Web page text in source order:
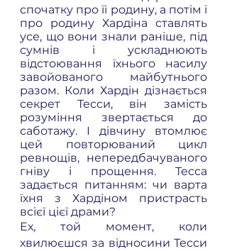
спочатку про її родину, а потім і
про родину Хардіна ставлять
усе, що вони знали раніше, під
сумнів і ускладнюють
відстоювання їхнього насилу
завойованого майбутнього
разом. Коли Хардін дізнається
секрет Тесси, він замість
розуміння звертається до
саботажу. І дівчину втомлює
цей повторюваний цикл
ревнощів, непередбачуваного
гніву і прощення. Тесса
задається питанням: чи варта
їхня з Хардіном пристрасть
всієї цієї драми?
Ех, той момент, коли
хвилюєшся за відносини Тесси